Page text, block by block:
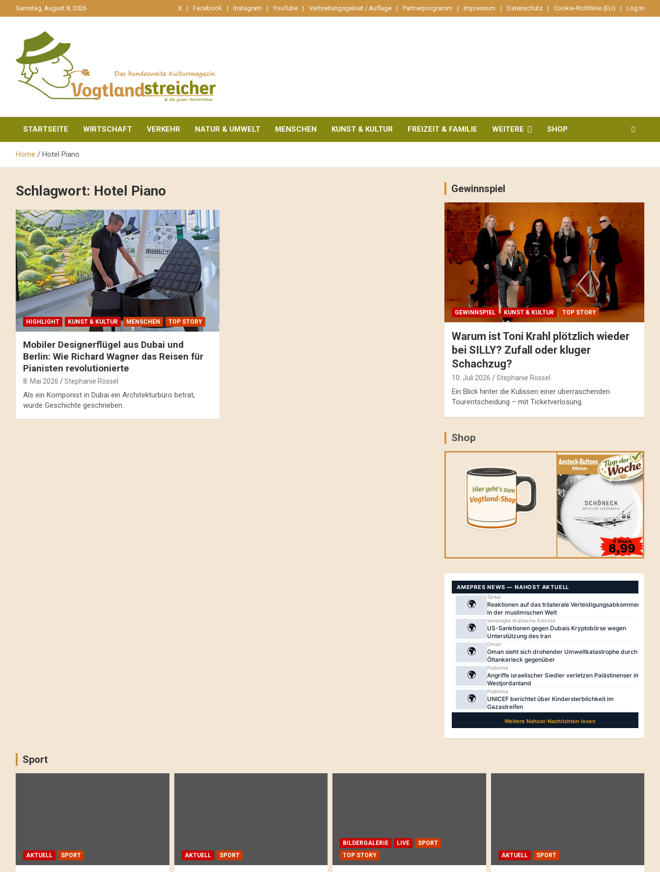
zum
Samstag, August 8, 2026 X Facebook Instagram YouTube Verbreitungsgebiet / Auflage Partnerprogramm Impressum Datenschutz Cookie-Richtlinie (EU) Log In
Vogtlandstreicher
STARTSEITE WIRTSCHAFT VERKEHR NATUR & UMWELT MENSCHEN KUNST & KULTUR FREIZEIT & FAMILIE WEITERE SHOP
Home Hotel Piano
Schlagwort: Hotel Piano
HIGHLIGHT KUNST & KULTUR MENSCHEN TOP STORY
Mobiler Designerflügel aus Dubai und
Berlin: Wie Richard Wagner das Reisen für
Pianisten revolutionierte
8. Mai 2026 Stephanie Rössel
Als ein Komponist in Dubai ein Architekturbüro betrat,
wurde Geschichte geschrieben.
Gewinnspiel
GEWINNSPIEL KUNST & KULTUR TOP STORY
Warum ist Toni Krahl plötzlich wieder
bei SILLY? Zufall oder kluger
Schachzug?
10. Juli 2026 Stephanie Rössel
Ein Blick hinter die Kulissen einer überraschenden
Tourentscheidung – mit Ticketverlosung.
Shop
Sport
AKTUELL SPORT AKTUELL SPORT
BILDERGALERIE LIVE
SPORT
TOP STORY
AKTUELL SPORT